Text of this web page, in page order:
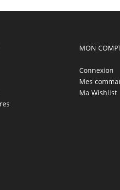
MON
Connexion
Mes
Ma Wishlist